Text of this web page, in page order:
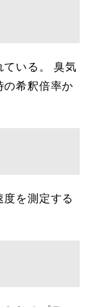
いる。 臭気
希釈倍率か
を測定する